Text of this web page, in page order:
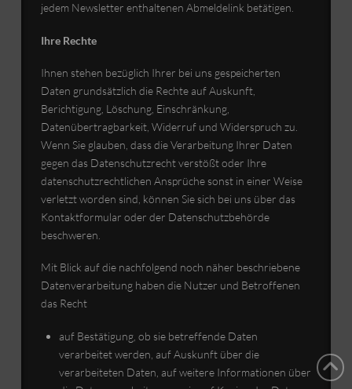
jedem Newsletter enthaltenen Abmeldelink betätigen.
Ihre Rechte
Ihnen stehen bezüglich Ihrer bei uns gespeicherten
Daten grundsätzlich die Rechte auf Auskunft,
Berichtigung, Löschung, Einschränkung,
Datenübertragbarkeit, Widerruf und Widerspruch zu.
Wenn Sie glauben, dass die Verarbeitung Ihrer Daten
gegen das Datenschutzrecht verstößt oder Ihre
datenschutzrechtlichen Ansprüche sonst in einer Weise
verletzt worden sind, können Sie sich bei uns über das
Kontaktformular oder der Datenschutzbehörde
beschweren.
Mit Blick auf die nachfolgend noch näher beschriebene
Datenverarbeitung haben die Nutzer und Betroffenen
das Recht
auf Bestätigung, ob sie betreffende Daten
verarbeitet werden, auf Auskunft über die
verarbeiteten Daten, auf weitere Informationen über